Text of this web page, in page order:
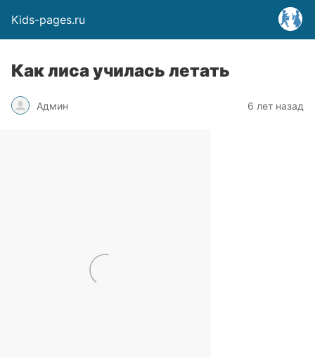
Kids-pages.ru
Как лиса училась летать
Админ 6 лет назад